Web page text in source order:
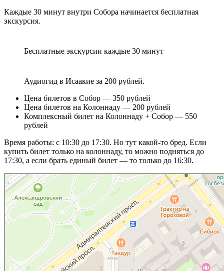
Каждые 30 минут внутри Собора начинается бесплатная
экскурсия.
Бесплатные экскурсии каждые 30 минут
Аудиогид в Исаакие за 200 рублей.
Цена билетов в Собор — 350 рублей
Цена билетов на Колоннаду — 200 рублей
Комплексный билет на Колоннаду + Собор — 550
рублей
Время работы: с 10:30 до 17:30. Но тут какой-то бред. Если
купить билет только на колоннаду, то можно подняться до
17:30, а если брать единый билет — то только до 16:30.